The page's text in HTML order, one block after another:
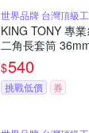
世界品牌 台灣頂級
KING TONY 專
二角長套筒
$540
挑戰低價 券